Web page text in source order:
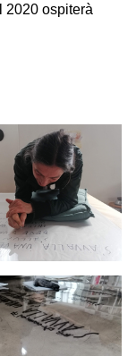
2020 ospiterà